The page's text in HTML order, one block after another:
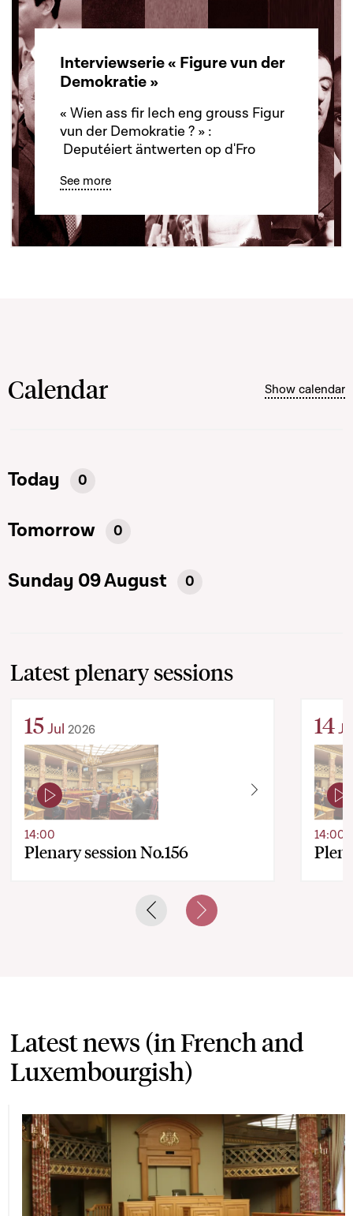
Interviewserie « Figure vun der
Demokratie »
« Wien ass fir Iech eng grouss Figur
vun der Demokratie ? » :
Deputéiert äntwerten op d'Fro
See more
Calendar Show calendar
Today 0
Tomorrow 0
Sunday 09 August 0
Latest plenary sessions
15Jul 2026
Plenary session No.156
14:00
14
14:00
Previous slideNext slide
Latest news (in French and
Luxembourgish)